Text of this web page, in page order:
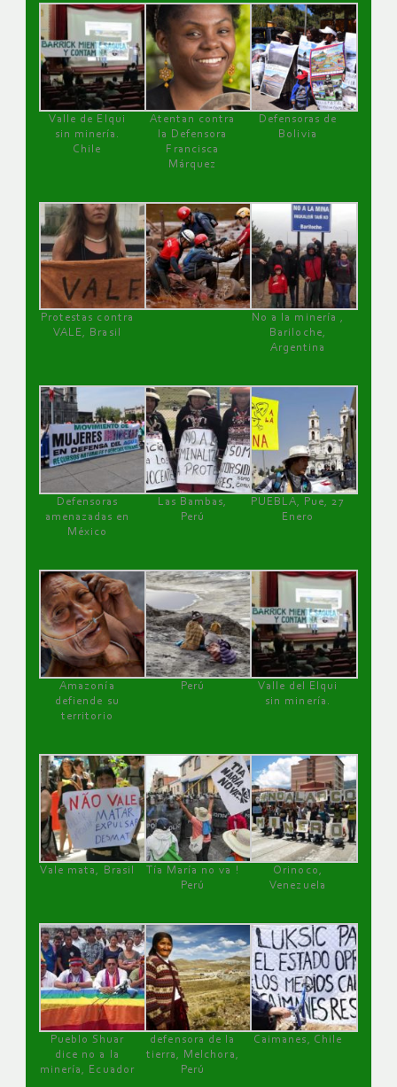
Valle de Elqui
sin minería.
Chile
Atentan contra
la Defensora
Francisca
Márquez
Defensoras de
Bolivia
Protestas contra
VALE, Brasil
No a la minería ,
Bariloche,
Argentina
Defensoras
amenazadas en
México
Las Bambas,
Perú
PUEBLA, Pue, 27
Enero
Amazonía
defiende su
territorio
Perú
Valle del Elqui
sin minería.
Vale mata, Brasil
Tía María no va !
Perú
Orinoco,
Venezuela
Pueblo Shuar
dice no a la
minería, Ecuador
defensora de la
tierra, Melchora,
Perú
Caimanes, Chile